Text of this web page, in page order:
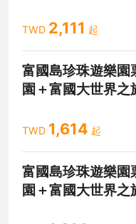
TWD 2,111 起
富國島珍珠遊樂
園＋富國大世界
TWD 1,614 起
富國島珍珠遊樂
園＋富國大世界